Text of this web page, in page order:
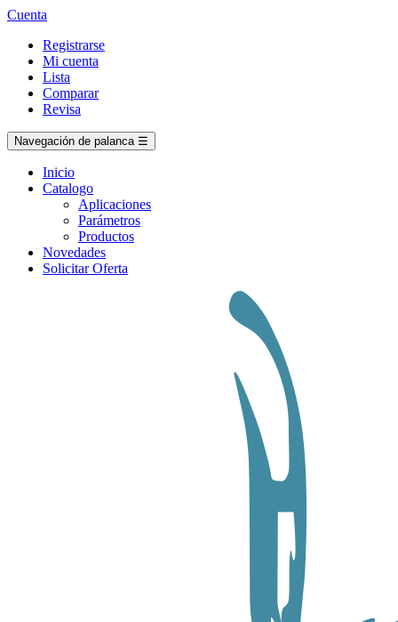
Cuenta
Registrarse
Mi cuenta
Lista
Comparar
Revisa
Navegación de palanca ☰
Inicio
Catalogo
Aplicaciones
Parámetros
Productos
Novedades
Solicitar Oferta